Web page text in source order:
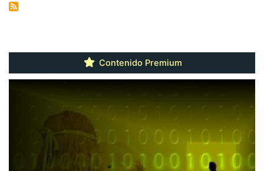
Contenido Premium